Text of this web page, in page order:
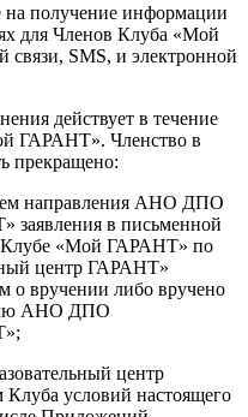
на получение информации
для Членов Клуба «Мой
SMS, и электронной
действует в течение
ГАРАНТ». Членство в
прекращено:
направления АНО ДПО
заявления в письменной
Клубе «Мой ГАРАНТ» по
центр ГАРАНТ»
о вручении либо вручено
АНО ДПО
центр
условий настоящего